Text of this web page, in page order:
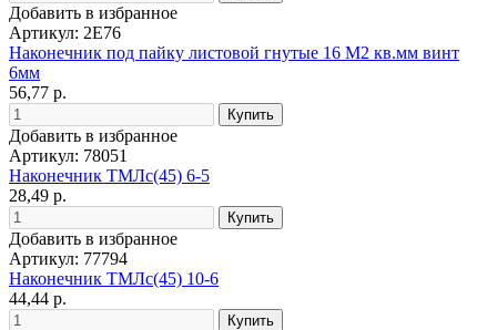
Добавить в избранное
Артикул: 2E76
Наконечник под пайку листовой гнутые 16 М2 кв.мм винт
6мм
56,77 р.
Добавить в избранное
Артикул: 78051
Наконечник ТМЛс(45) 6-5
28,49 р.
Добавить в избранное
Артикул: 77794
Наконечник ТМЛс(45) 10-6
44,44 р.